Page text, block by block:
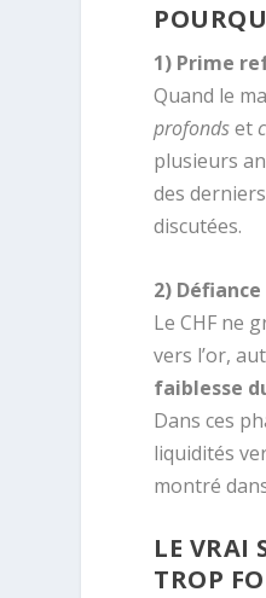
1) Prime
Quand le
profondset
plusieurs
des
discutées.
2)
Le CHF ne
vers l’or,
faiblesse
Dans ces
liquidités
montré
LE VRAI
TROP